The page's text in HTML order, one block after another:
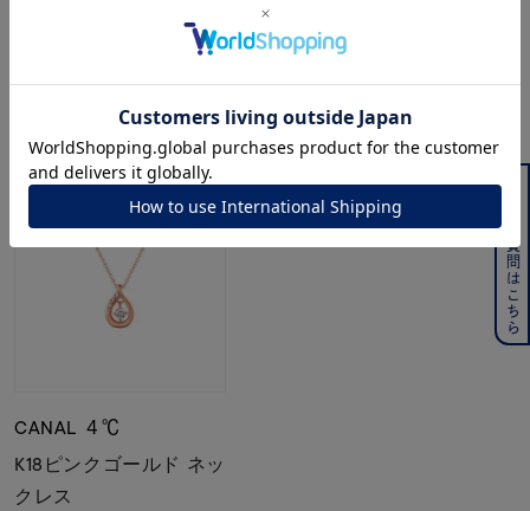
最近チェックした商品
CANAL ４℃
K18ピンクゴールド ネッ
クレス
よくある質問はこちら